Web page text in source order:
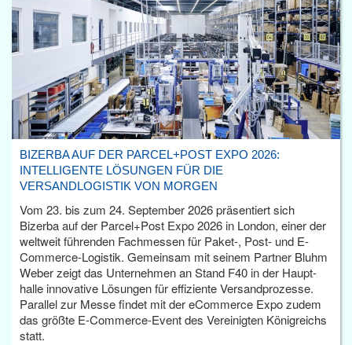
BIZERBA AUF DER PARCEL+POST EXPO 2026:
INTELLIGENTE LÖSUNGEN FÜR DIE
VERSANDLOGISTIK VON MORGEN
Vom 23. bis zum 24. September 2026 präsentiert sich
Bizerba auf der Parcel+Post Expo 2026 in London, einer der
weltweit führenden Fachmessen für Paket-, Post- und E-
Commerce-Logistik. Gemeinsam mit seinem Partner Bluhm
Weber zeigt das Unternehmen an Stand F40 in der Haupt­
halle innovative Lösungen für effiziente Versandprozesse.
Parallel zur Messe findet mit der eCommerce Expo zudem
das größte E-Commerce-Event des Vereinigten Königreichs
statt.